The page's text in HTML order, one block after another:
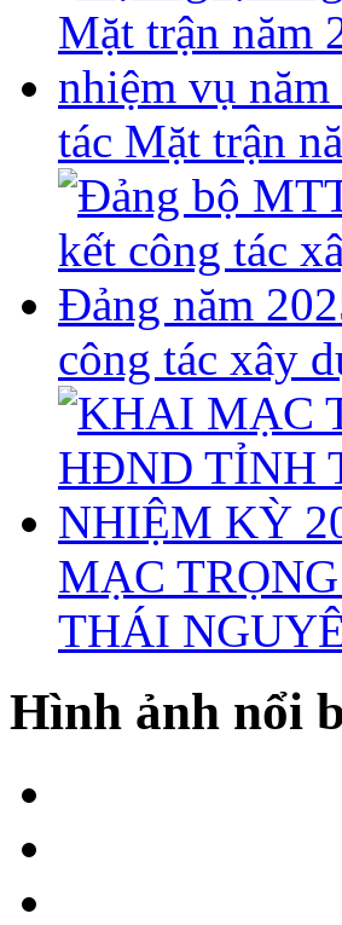
tác Mặt trận
công tác xây
MẠC
THÁI
Hình ảnh nổi